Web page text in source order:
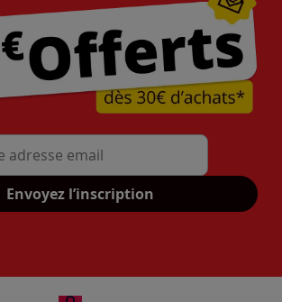
Mon adresse mail
Envoyez l’inscription